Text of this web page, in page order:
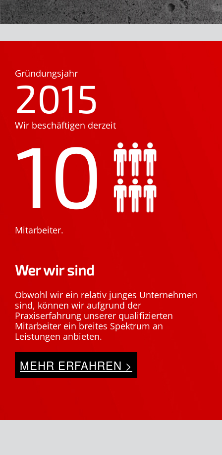
Gründungsjahr
2015
Wir beschäftigen derzeit
10
Mitarbeiter.
Wer wir sind
Obwohl wir ein relativ junges Unternehmen
sind, können wir aufgrund der
Praxiserfahrung unserer qualifizierten
Mitarbeiter ein breites Spektrum an
Leistungen anbieten.
MEHR ERFAHREN >